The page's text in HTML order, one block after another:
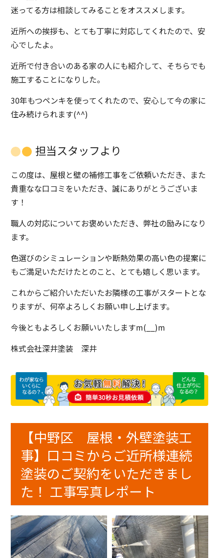
迷ってる方は相談してみることをオススメします。
近所への挨拶も、とても丁寧に対応してくれたので、安
心でしたよ。
近所で付き合いのある家の人にも紹介して、そちらでも
施工することになりした。
30年もつペンキを使ってくれたので、安心して今の家に
住み続けられます(^^)
担当スタッフより
この度は、屋根と壁の補修工事をご依頼いただき、また
貴重なな口コミをいただき、誠にありがとうございま
す！
職人の対応についてお褒めいただき、弊社の励みになり
ます。
色選びのシミュレーションや断熱効果の高い色の提案に
もご満足いただけたとのこと、とても嬉しく思います。
これからご紹介いただいたお隣様の工事がスタートとな
りますが、何卒よろしくお願い申し上げます。
今後ともよろしくお願いいたしますm(__)m
株式会社深井塗装 深井
【中野区 屋根・外壁塗装工
事】口コミからご近所様連続
塗装のご契約をいただきまし
た！ 工事写真レポート